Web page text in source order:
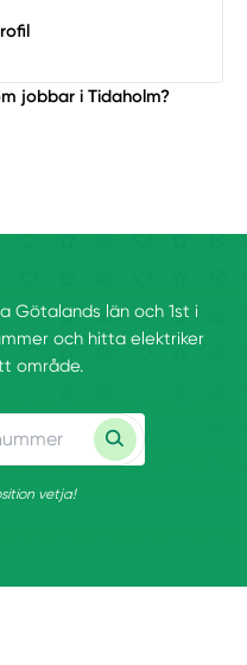
jobbar i Tidaholm?
Götalands län och 1st i
och hitta elektriker
område.
vetja!